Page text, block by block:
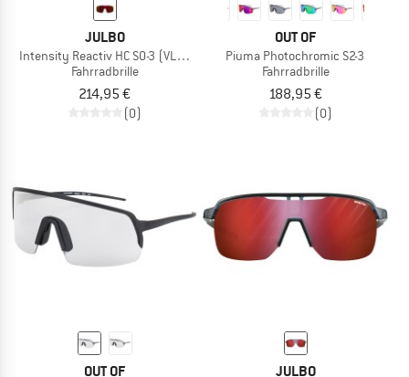
JULBO
Intensity Reactiv HC S0-3 (VLT 15-87%)
Fahrradbrille
214,95 €
(0)
OUT OF
Piuma Photochromic S2-3
Fahrradbrille
188,95 €
(0)
OUT OF JULBO